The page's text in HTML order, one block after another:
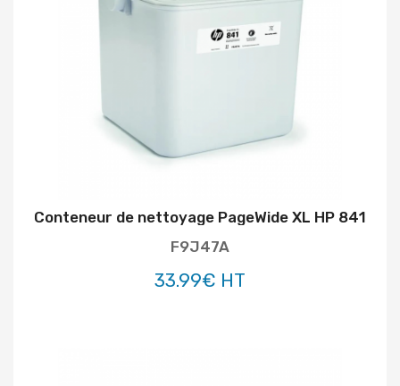
Conteneur de nettoyage PageWide XL HP 841
F9J47A
33.99€ HT